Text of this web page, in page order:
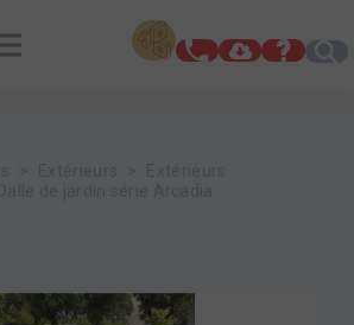
RENDEZ-VOUS